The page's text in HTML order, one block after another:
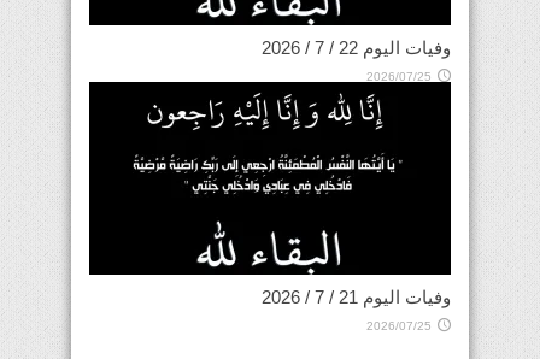
وفيات اليوم 22 / 7 / 2026
2026/07/25
وفيات اليوم 21 / 7 / 2026
2026/07/25